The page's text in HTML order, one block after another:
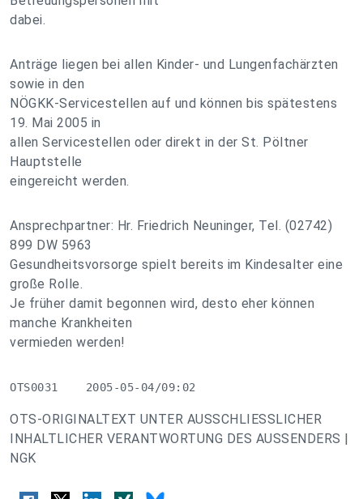
dabei.
Anträge liegen bei allen Kinder- und Lungenfachärzten
sowie in den
NÖGKK-Servicestellen auf und können bis spätestens
19. Mai 2005 in
allen Servicestellen oder direkt in der St. Pöltner
Hauptstelle
eingereicht werden.
Ansprechpartner: Hr. Friedrich Neuninger, Tel. (02742)
899 DW 5963
Gesundheitsvorsorge spielt bereits im Kindesalter eine
große Rolle.
Je früher damit begonnen wird, desto eher können
manche Krankheiten
vermieden werden!
OTS0031    2005-05-04/09:02
OTS-ORIGINALTEXT UNTER AUSSCHLIESSLICHER
INHALTLICHER VERANTWORTUNG DES AUSSENDERS |
NGK